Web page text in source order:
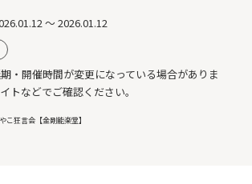
～ 2026.01.12
・開催時間が変更になっている場合がありま
トなどでご確認ください。
こ狂言会【金剛能楽堂】